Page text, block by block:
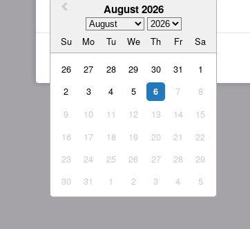
August 2026
Su Mo Tu We Th Fr Sa
26 27 28 29 30 31
1
2
3 4 5 6 7
8
9
10 11 12 13 14
15
16
17 18 19 20 21
22
23
24 25 26 27 28
29
30
31 1 2 3 4 5
我同意 服務條款與隱私權政策